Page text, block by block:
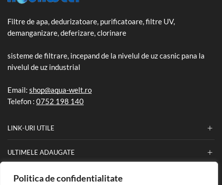
Politica de confidentialitate
Filtre de apa, dedurizatoare, purificatoare, filtre UV,
demanganizare, deferizare, clorinare
sisteme de filtrare, incepand de la nivelul de uz casnic pana la
nivelul de uz industrial
Email: shop@aqua-welt.ro
Telefon : 0752 198 140
LINK-URI UTILE
ULTIMELE ADAUGATE
INFORMATII